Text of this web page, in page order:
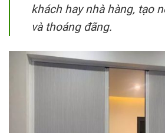
khách hay nhà hàng, tạo
và thoáng đãng.